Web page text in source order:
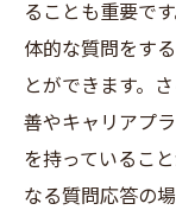
ることも重要で
体的な質問をす
とができます。
善やキャリアプ
を持っているこ
なる質問応答の